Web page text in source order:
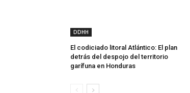
DDHH
El codiciado litoral Atlántico: El plan
detrás del despojo del territorio
garífuna en Honduras